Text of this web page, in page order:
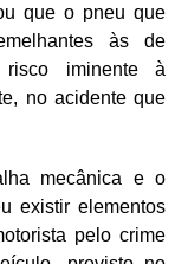
que o pneu que
às de
risco iminente à
no acidente que
mecânica e o
existir elementos
pelo crime